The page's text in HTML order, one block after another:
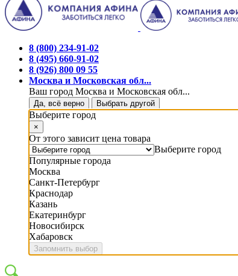
8 (800) 234-91-02
8 (495) 660-91-02
8 (926) 800 09 55
Москва и Московская обл...
Ваш город Москва и Московская обл...
Да, всё верно Выбрать другой
Выберите город
×
От этого зависит цена товара
Выберите город
Популярные города
Москва
Санкт-Петербург
Краснодар
Казань
Екатеринбург
Новосибирск
Хабаровск
Запомнить выбор